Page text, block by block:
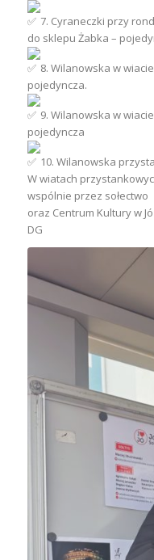
7. Cyraneczki przy
do sklepu Żabka –
8. Wilanowska w
pojedyncza.
9. Wilanowska w
pojedyncza
10. Wilanowska
W wiatach
wspólnie przez sołectwo
oraz Centrum Kultury w
DG